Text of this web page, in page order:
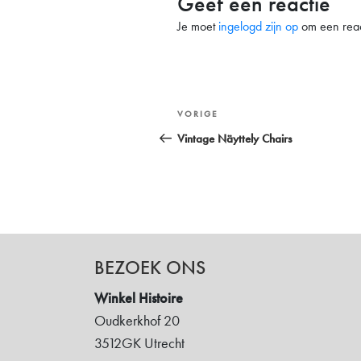
Je moetingelogd zijn opom een
Bericht
navigatie
Vorig
bericht
VORIGE
Vintage Näyttely Chairs
BEZOEK ONS
Winkel Histoire
Oudkerkhof 20
3512GK Utrecht